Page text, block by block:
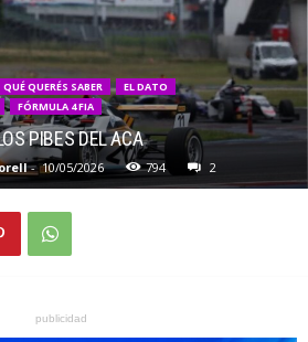
QUÉ QUERÉS SABER
EL DATO
FÓRMULA 4 FIA
PIBES DEL ACA
- 10/05/2026 794 2
publicidad